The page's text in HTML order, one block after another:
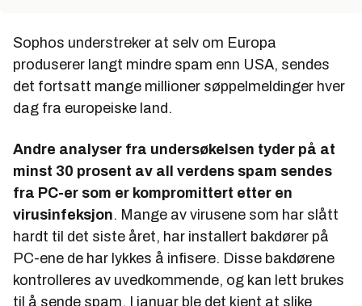
Sophos understreker at selv om Europa
produserer langt mindre spam enn USA, sendes
det fortsatt mange millioner søppelmeldinger hver
dag fra europeiske land.
Andre analyser fra undersøkelsen tyder på at
minst 30 prosent av all verdens spam sendes
fra PC-er som er kompromittert etter en
virusinfeksjon. Mange av virusene som har slått
hardt til det siste året, har installert bakdører på
PC-ene de har lykkes å infisere. Disse bakdørene
kontrolleres av uvedkommende, og kan lett brukes
til å sende spam. I januar ble det kjent at slike